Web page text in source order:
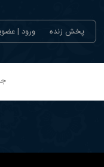
پخش زنده ورود |